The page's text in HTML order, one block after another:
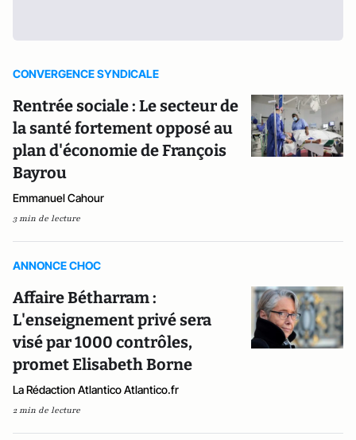
CONVERGENCE SYNDICALE
Rentrée sociale : Le secteur de
la santé fortement opposé au
plan d'économie de François
Bayrou
Emmanuel Cahour
3 min de lecture
ANNONCE CHOC
Affaire Bétharram :
L'enseignement privé sera
visé par 1000 contrôles,
promet Elisabeth Borne
La Rédaction Atlantico Atlantico.fr
2 min de lecture